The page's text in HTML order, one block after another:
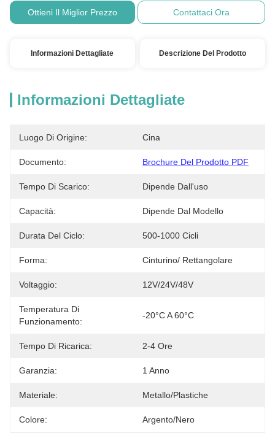
Ottieni Il Miglior Prezzo Contattaci Ora
Informazioni Dettagliate Descrizione Del Prodotto
Informazioni Dettagliate
Luogo Di Origine: Cina
Documento: Brochure Del Prodotto PDF
Tempo Di Scarico: Dipende Dall'uso
Capacità: Dipende Dal Modello
Durata Del Ciclo: 500-1000 Cicli
Forma: Cinturino/ Rettangolare
Voltaggio: 12V/24V/48V
Temperatura Di
Funzionamento:
-20°C A 60°C
Tempo Di Ricarica: 2-4 Ore
Garanzia: 1 Anno
Materiale: Metallo/Plastiche
Colore: Argento/Nero